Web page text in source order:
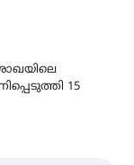
15